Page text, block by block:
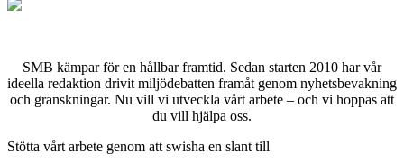
SMB kämpar för en hållbar framtid. Sedan starten 2010 har vår
ideella redaktion drivit miljödebatten framåt genom nyhetsbevakning
och granskningar. Nu vill vi utveckla vårt arbete – och vi hoppas att
du vill hjälpa oss.
Stötta vårt arbete genom att swisha en slant till